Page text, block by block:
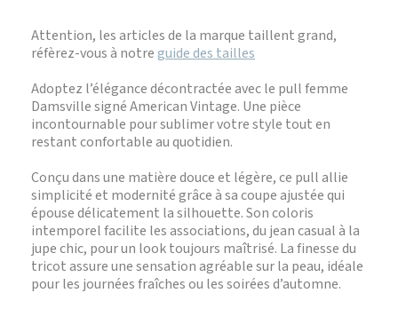
Attention, les articles de la marque taillent grand,
réfèrez-vous à notreguide des tailles
Adoptez l’élégance décontractée avec le pull femme
Damsville signé American Vintage. Une pièce
incontournable pour sublimer votre style tout en
restant confortable au quotidien.
Conçu dans une matière douce et légère, ce pull allie
simplicité et modernité grâce à sa coupe ajustée qui
épouse délicatement la silhouette. Son coloris
intemporel facilite les associations, du jean casual à la
jupe chic, pour un look toujours maîtrisé. La finesse du
tricot assure une sensation agréable sur la peau, idéale
pour les journées fraîches ou les soirées d’automne.